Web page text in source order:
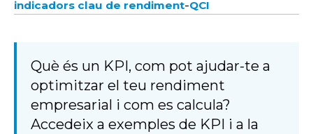
indicadors clau de rendiment-QCI
Què és un KPI, com pot ajudar-te a
optimitzar el teu rendiment
empresarial i com es calcula?
Accedeix a exemples de KPI i a la